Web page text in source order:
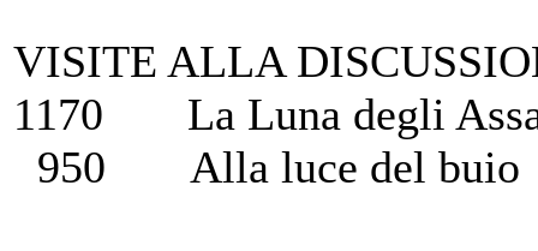
VISITE ALLA
1170 La Luna degli
950 Alla luce del buio